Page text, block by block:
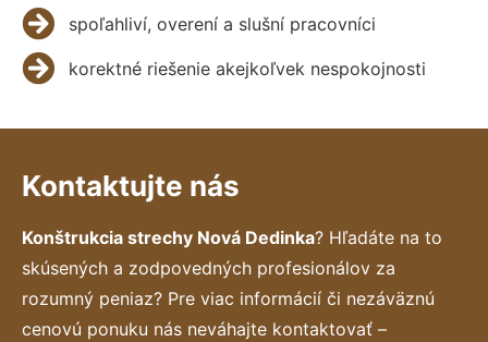
spoľahliví, overení a slušní pracovníci
korektné riešenie akejkoľvek nespokojnosti
Kontaktujte nás
Konštrukcia strechy Nová Dedinka? Hľadáte na to
skúsených a zodpovedných profesionálov za
rozumný peniaz? Pre viac informácií či nezáväznú
cenovú ponuku nás neváhajte kontaktovať –